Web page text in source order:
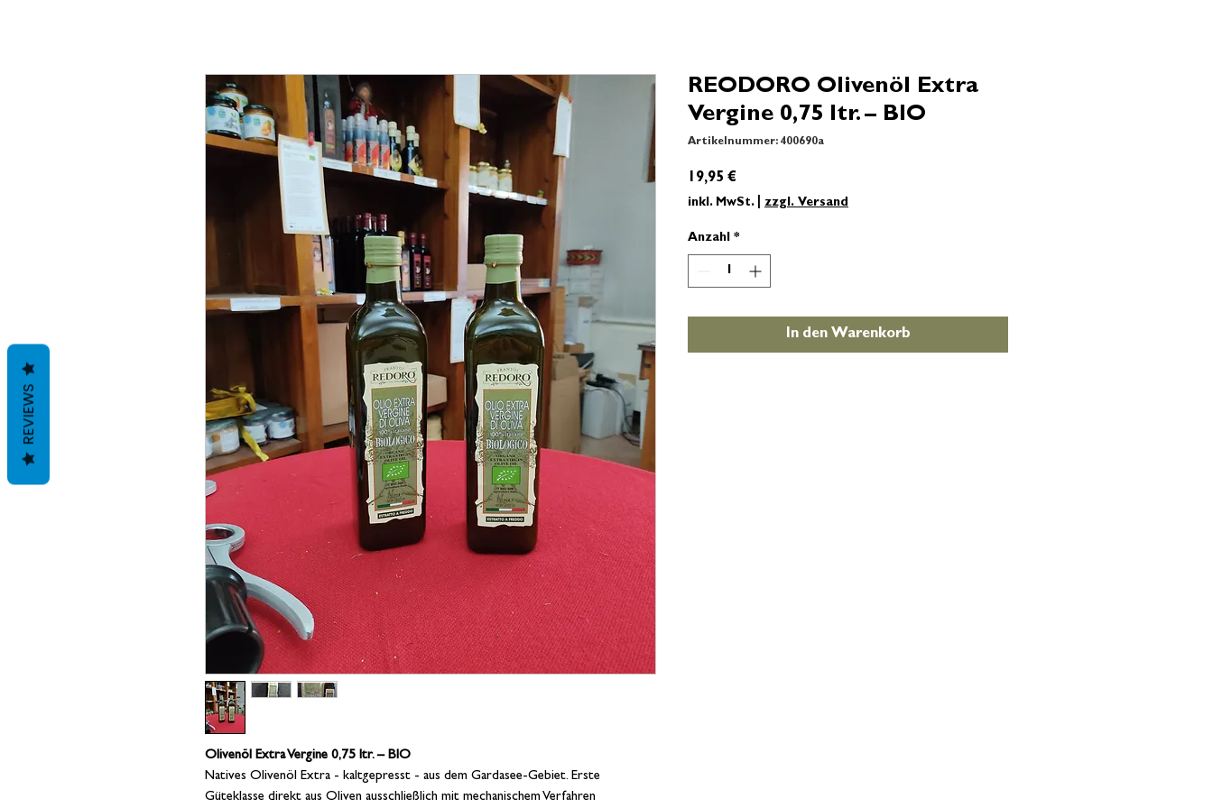
Olivenöl Extra Vergine 0,75 ltr. – BIO
Natives Olivenöl Extra - kaltgepresst - aus dem Gardasee-Gebiet. Erste
Güteklasse direkt aus Oliven ausschließlich mit mechanischem Verfahren
REODORO Olivenöl Extra
Vergine 0,75 ltr. – BIO
Artikelnummer: 400690a
19,95 €
inkl. MwSt.| zzgl. Versand
Anzahl *
In den Warenkorb
REVIEWS